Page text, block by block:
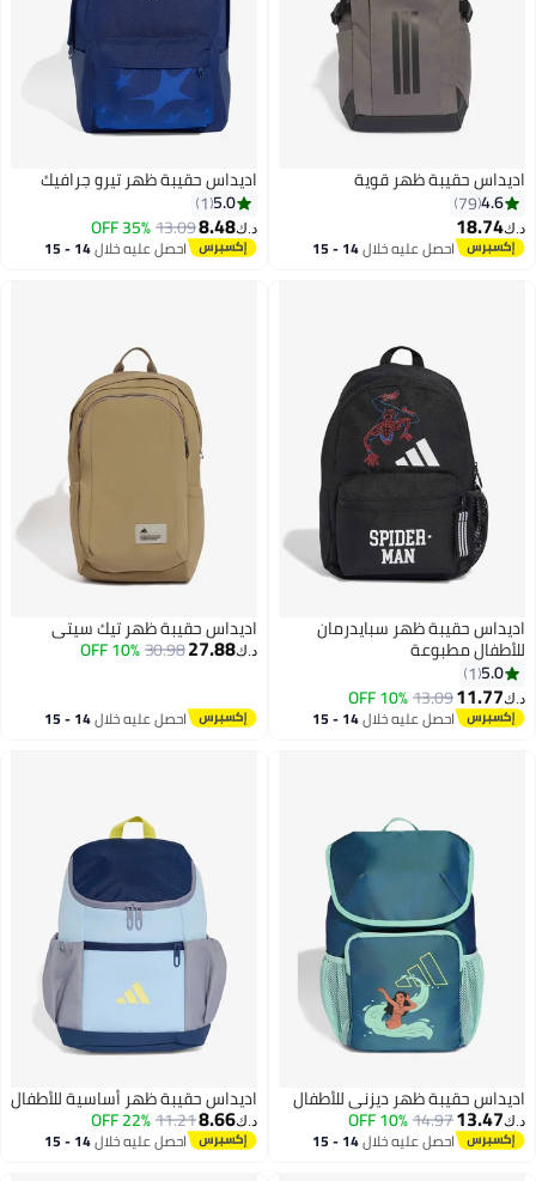
اديداس حقيبة ظهر قوية
4.6
79
د.ك‏18.74
احصل عليه خلال 14 - 15
اديداس حقيبة ظهر تيرو جرافيك
5.0
1
د.ك‏8.48
13.09
35% OFF
احصل عليه خلال 14 - 15
اديداس حقيبة ظهر سبايدرمان
للأطفال مطبوعة
5.0
1
د.ك‏11.77
13.09
10% OFF
احصل عليه خلال 14 - 15
اديداس حقيبة ظهر تيك سيتي
د.ك‏27.88
30.98
10% OFF
احصل عليه خلال 14 - 15
اديداس حقيبة ظهر ديزني للأطفال
د.ك‏13.47
14.97
10% OFF
احصل عليه خلال 14 - 15
اديداس حقيبة ظهر أساسية للأطفال
د.ك‏8.66
11.21
22% OFF
احصل عليه خلال 14 - 15